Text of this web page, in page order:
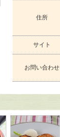
住所
サイト
お問い合わせ